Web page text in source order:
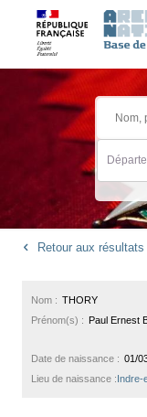
Retour aux
Nom : THORY
Prénom(s) : Paul Ernest
Date de naissance : 01/
Lieu de naissance :Indre-